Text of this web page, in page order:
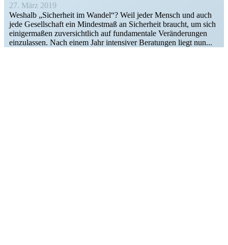
27. März 2019
Weshalb „Sicherheit im Wandel“? Weil jeder Mensch und auch
jede Gesell­schaft ein Mindestmaß an Sicherheit braucht, um sich
einiger­maßen zuver­sichtlich auf funda­mentale Verän­de­rungen
einzu­lassen. Nach einem Jahr inten­siver Beratungen liegt nun...